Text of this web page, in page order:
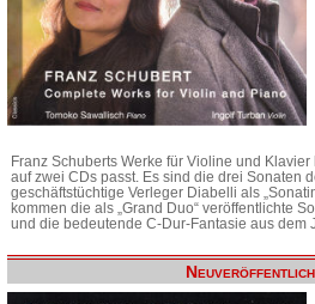
Franz Schuberts Werke für Violine und
auf zwei CDs passt. Es sind die drei Sonaten
geschäftstüchtige Verleger Diabelli als
kommen die als „Grand Duo“ veröffentlichte
und die bedeutende C-Dur-Fantasie aus dem